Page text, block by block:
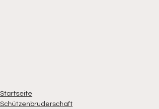
Startseite
Schützenbruderschaft